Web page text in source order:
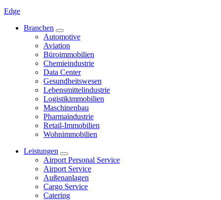
Edge
Branchen
Automotive
Aviation
Büroimmobilien
Chemieindustrie
Data Center
Gesundheitswesen
Lebensmittelindustrie
Logistikimmobilien
Maschinenbau
Pharmaindustrie
Retail-Immobilien
Wohnimmobilien
Leistungen
Airport Personal Service
Airport Service
Außenanlagen
Cargo Service
Catering